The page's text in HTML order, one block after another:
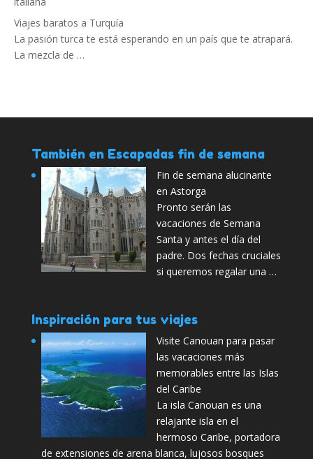
Viajes baratos a Turquía
La pasión turca te está esperando en un país que te atrapará.
La mezcla de …
También en Escapadas fin de semana
Fin de semana alucinante
en Astorga
Pronto serán las
vacaciones de Semana
Santa y antes el día del
padre. Dos fechas cruciales
si queremos regalar una …
Inspiración para tus viajes
Visite Canouan para pasar
las vacaciones más
memorables entre las Islas
del Caribe
La isla Canouan es una
relajante isla en el
hermoso Caribe, portadora
de extensiones de arena blanca, lujosos bosques